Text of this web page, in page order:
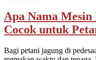
Apa Nama
Cocok untuk
Bagi petani jagung di